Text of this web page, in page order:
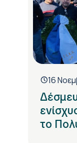
16
το